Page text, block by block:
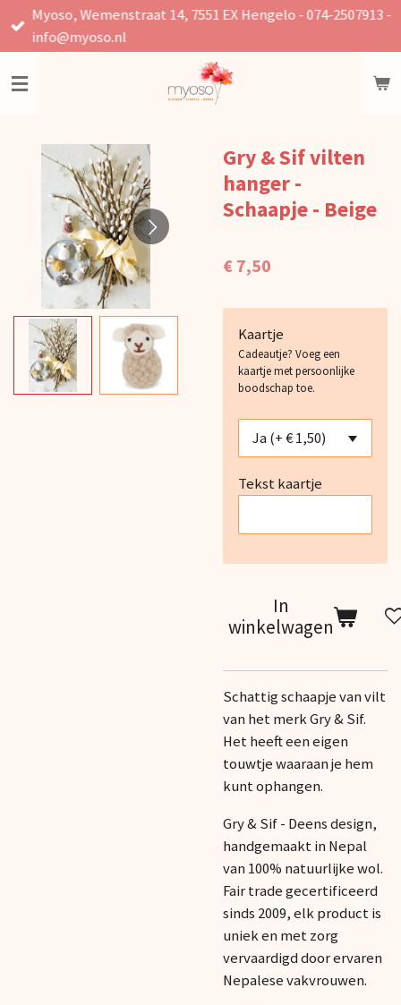
Ga
direct
de
Myoso, Wemenstraat 14, 7551 EX Hengelo - 074-2507913 -
info@myoso.nl
Gry & Sif vilten
hanger -
Schaapje - Beige
€ 7,50
Kaartje
Cadeautje? Voeg een
kaartje met persoonlijke
boodschap toe.
Tekst kaartje
In
winkelwagen
Schattig schaapje van vilt
van het merk Gry & Sif.
Het heeft een eigen
touwtje waaraan je hem
kunt ophangen.
Gry & Sif - Deens design,
handgemaakt in Nepal
van 100% natuurlijke wol.
Fair trade gecertificeerd
sinds 2009, elk product is
uniek en met zorg
vervaardigd door ervaren
Nepalese vakvrouwen.